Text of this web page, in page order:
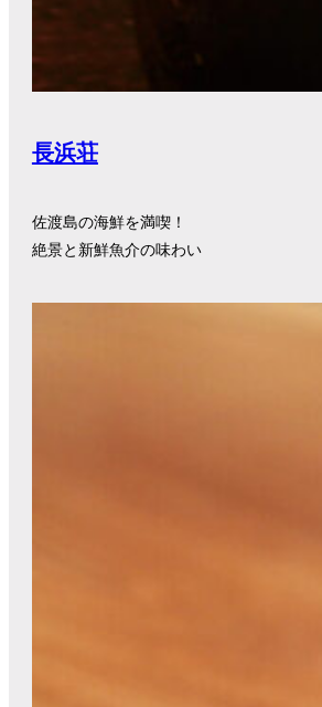
長浜荘
佐渡島の海鮮を満喫！
絶景と新鮮魚介の味わい